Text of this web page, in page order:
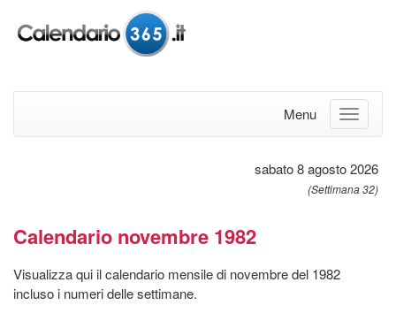
Menu
sabato 8 agosto 2026
(Settimana 32)
Calendario novembre 1982
Visualizza qui il calendario mensile di novembre del 1982
incluso i numeri delle settimane.